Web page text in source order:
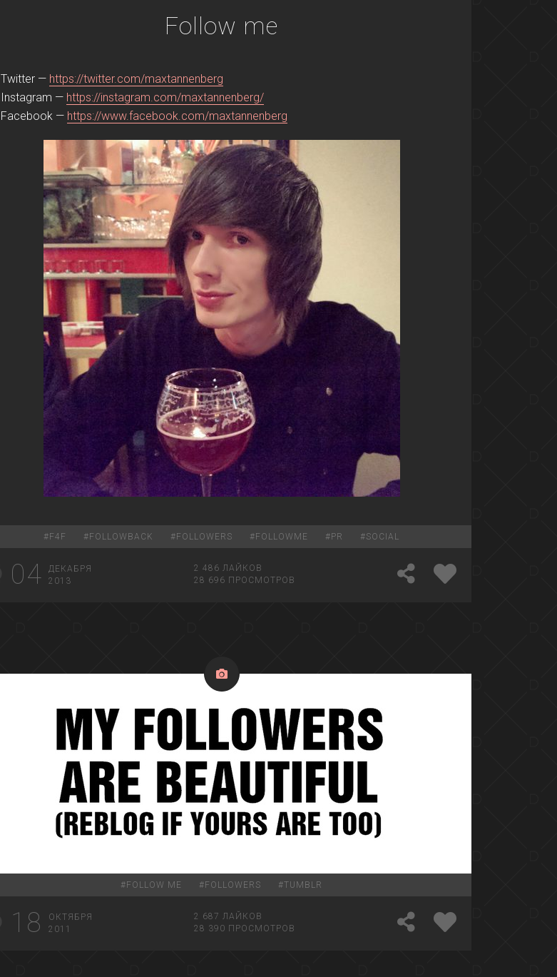
Follow me
Twitter — https://twitter.com/maxtannenberg
Instagram — https://instagram.com/maxtannenberg/
Facebook — https://www.facebook.com/maxtannenberg
# F4F # FOLLOWBACK # FOLLOWERS # FOLLOWME # PR #SOCIAL
04
ДЕКАБРЯ
2013
2 486ЛАЙКОВ
28 696 ПРОСМОТРОВ
# FOLLOW ME # FOLLOWERS #TUMBLR
18
ОКТЯБРЯ
2011
2 687ЛАЙКОВ
28 390 ПРОСМОТРОВ